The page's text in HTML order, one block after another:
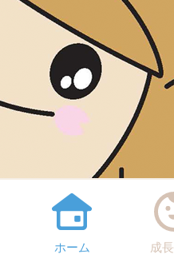
ホーム 成